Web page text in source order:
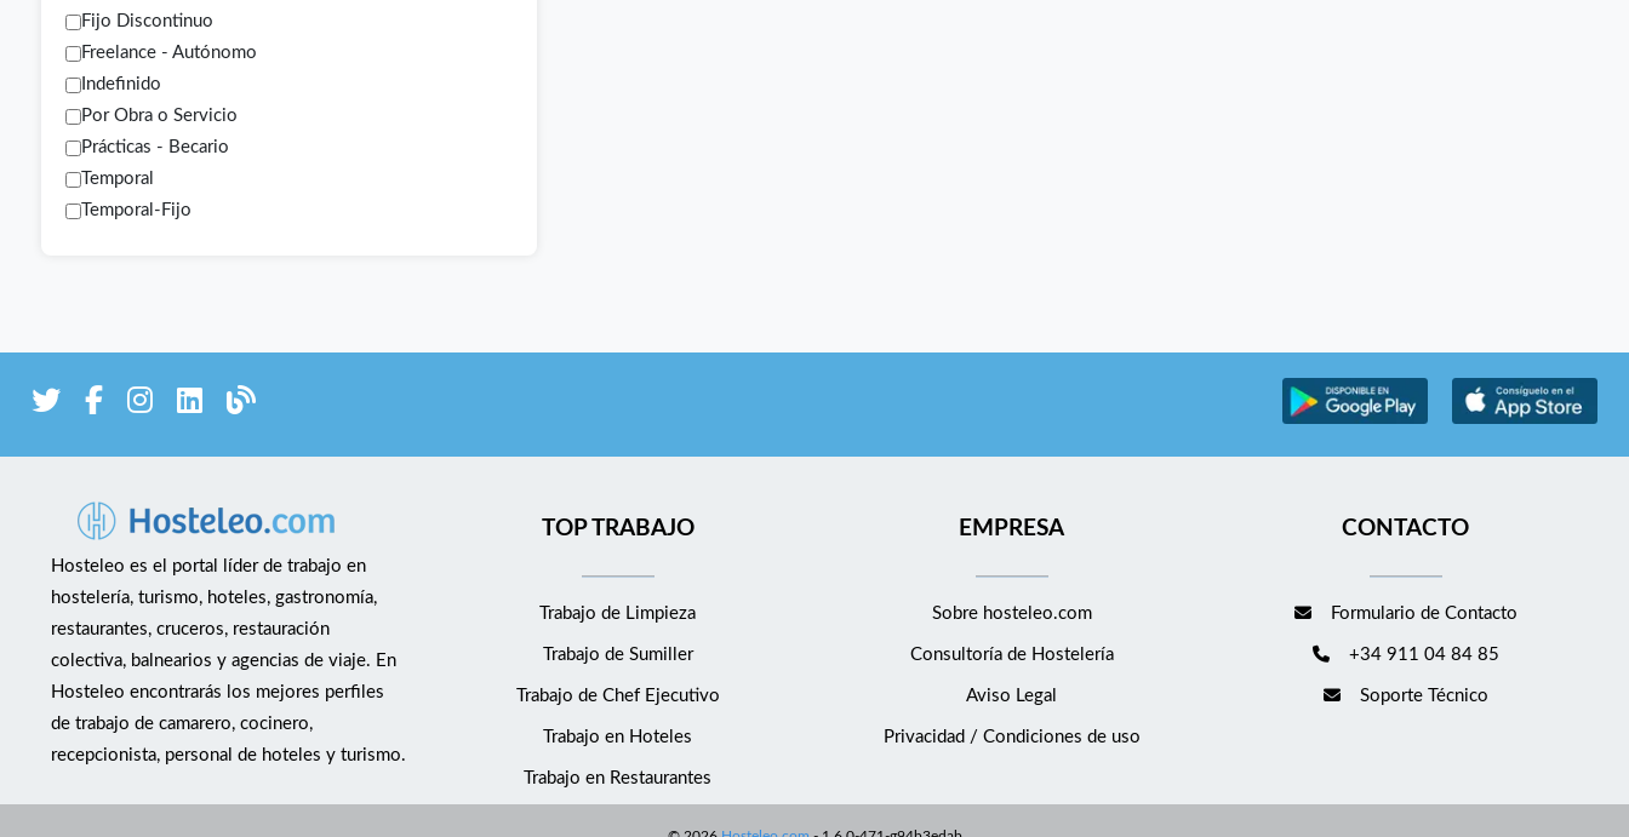
Fijo Discontinuo
Freelance - Autónomo
Indefinido
Por Obra o Servicio
Prácticas - Becario
Temporal
Temporal-Fijo
Hosteleo es el portal líder de trabajo en
hostelería, turismo, hoteles, gastronomía,
restaurantes, cruceros, restauración
colectiva, balnearios y agencias de viaje. En
Hosteleo encontrarás los mejores perfiles
de trabajo de camarero, cocinero,
recepcionista, personal de hoteles y turismo.
TOP TRABAJO
Trabajo de Limpieza
Trabajo de Sumiller
Trabajo de Chef Ejecutivo
Trabajo en Hoteles
Trabajo en Restaurantes
EMPRESA
Sobre hosteleo.com
Consultoría de Hostelería
Aviso Legal
Privacidad / Condiciones de uso
CONTACTO
Formulario de Contacto
+34 911 04 84 85
Soporte Técnico